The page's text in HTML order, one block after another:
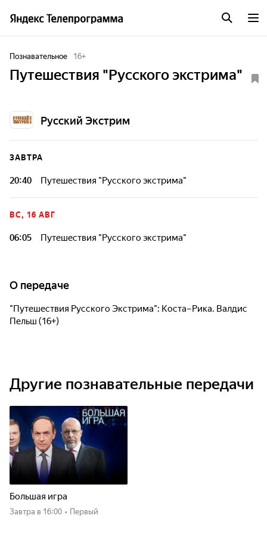
Познавательное 16+
Путешествия "Русского экстрима"
Русский Экстрим
ЗАВТРА
20:40 Путешествия "Русского экстрима"
ВС, 16 АВГ
06:05 Путешествия "Русского экстрима"
О передаче
"Путешествия Русского Экстрима": Коста–Рика. Валдис
Пельш (16+)
Другие познавательные передачи
Большая игра
Завтра в 16:00 • Первый